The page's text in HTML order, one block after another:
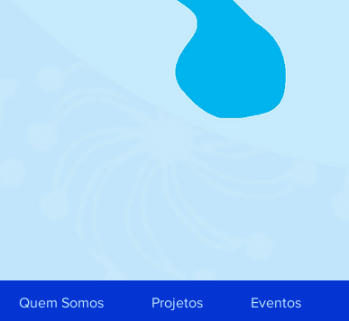
Quem Somos Projetos Eventos